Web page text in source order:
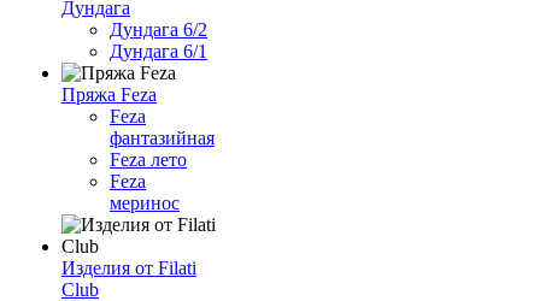
Дундага
Дундага 6/2
Дундага 6/1
Пряжа Feza
Feza
фантазийная
Feza лето
Feza
меринос
Изделия от Filati
Club